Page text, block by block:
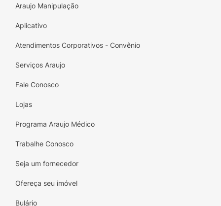
Araujo Manipulação
Aplicativo
Atendimentos Corporativos - Convênio
Serviços Araujo
Fale Conosco
Lojas
Programa Araujo Médico
Trabalhe Conosco
Seja um fornecedor
Ofereça seu imóvel
Bulário